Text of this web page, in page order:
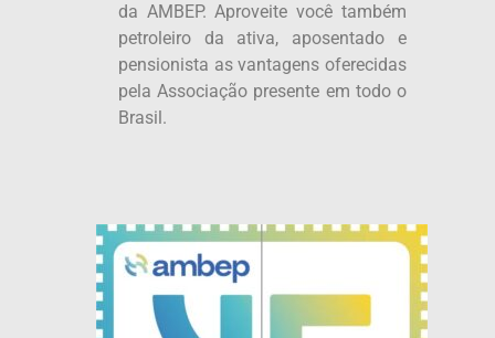
da AMBEP. Aproveite você também
petroleiro da ativa, aposentado e
pensionista as vantagens oferecidas
pela Associação presente em todo o
Brasil.